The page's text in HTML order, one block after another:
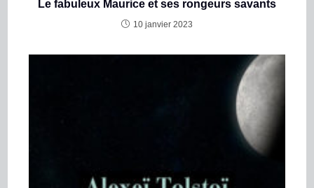
Le fabuleux Maurice et ses rongeurs savants
10 janvier 2023